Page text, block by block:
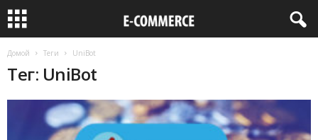
Домой Теги UniBot
Тег: UniBot